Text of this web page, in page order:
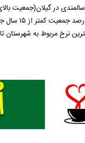
درصد است،